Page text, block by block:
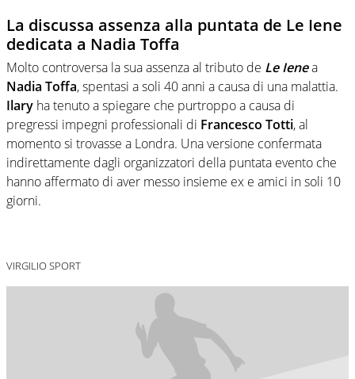
La discussa assenza alla puntata de Le Iene
dedicata a Nadia Toffa
Molto controversa la sua assenza al tributo de Le Ienea
Nadia Toffa, spentasi a soli 40 anni a causa di una malattia.
Ilary ha tenuto a spiegare che purtroppo a causa di
pregressi impegni professionali di Francesco Totti, al
momento si trovasse a Londra. Una versione confermata
indirettamente dagli organizzatori della puntata evento che
hanno affermato di aver messo insieme ex e amici in soli 10
giorni.
VIRGILIO SPORT